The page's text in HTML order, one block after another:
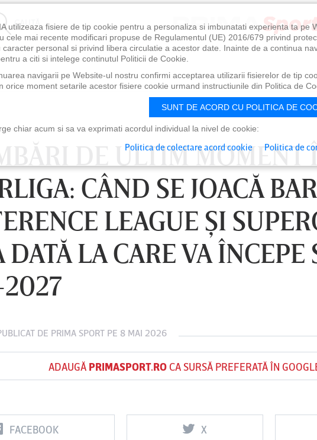
CAUTĂ
DE ULTIM MOMENT
CÂND SE JOACĂ
LEAGUE ŞI
DATĂ LA CARE VA ÎNCEPE
DE PRIMA SPORT PE 8 MAI 2026
ADAUGĂ PRIMASPORT.ROCA SURSĂ PREFERATĂ ÎN
FACEBOOK X
LUNI 10 AUG, 21:30
Sepsi OSK Sf
Gheorghe
FCSB
VINERI 07 AUG, 21:00
UTA Arad
utilizeaza fisiere de tip cookie pentru a personaliza si imbunatati experienta ta pe
cele mai recente modificari propuse de Regulamentul (UE) 2016/679 privind
caracter personal si privind libera circulatie a acestor date. Inainte de a continua
a citi si intelege continutul Politicii de Cookie.
navigarii pe Website-ul nostru confirmi acceptarea utilizarii fisierelor de tip
orice moment setarile acestor fisiere cookie urmand instructiunile din Politica de
SUNT DE ACORD CU POLITICA DE
chiar acum si sa va exprimati acordul individual la nivel de cookie:
Politica de colectare acord cookie Politica de